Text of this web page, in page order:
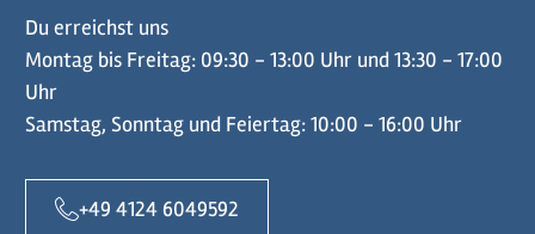
Du erreichst uns
Montag bis Freitag: 09:30 - 13:00 Uhr und 13:30 - 17:00
Uhr
Samstag, Sonntag und Feiertag: 10:00 - 16:00 Uhr
+49 4124 6049592